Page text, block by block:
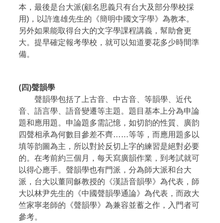
本，最後是台大派(顧名思義只有台大及部分學校採
用)，以許進雄先生的《簡明中國文字學》為教本。
另外如果能取得台大的文字學課程講義，幫助會更
大。提早確定報考學校，就可以知道要花多少時間準
備。
(四)聲韻學
聲韻學包括了上古音、中古音、等韻學、近代
音、語言學、語音變遷等主題。題目基本上分為申論
題和應用題。申論題多需記憶，如切韵的性質、廣韵
四聲相承為何數目參差不齊……等等，而應用題多以
填等韵圖為主，所以對於反切上字的練習是絕對必要
的。在考前約三個月，每天寫廣韻作業，到考試就可
以得心應手。聲韻學也有門派，分為師大派和台大
派，台大以董同龢教授的《漢語音韻學》為代表，師
大以林尹先生的《中國聲韻學通論》為代表，而政大
竺家寧老師的《聲韻學》為兼容並蓄之作，入門者可
參考。